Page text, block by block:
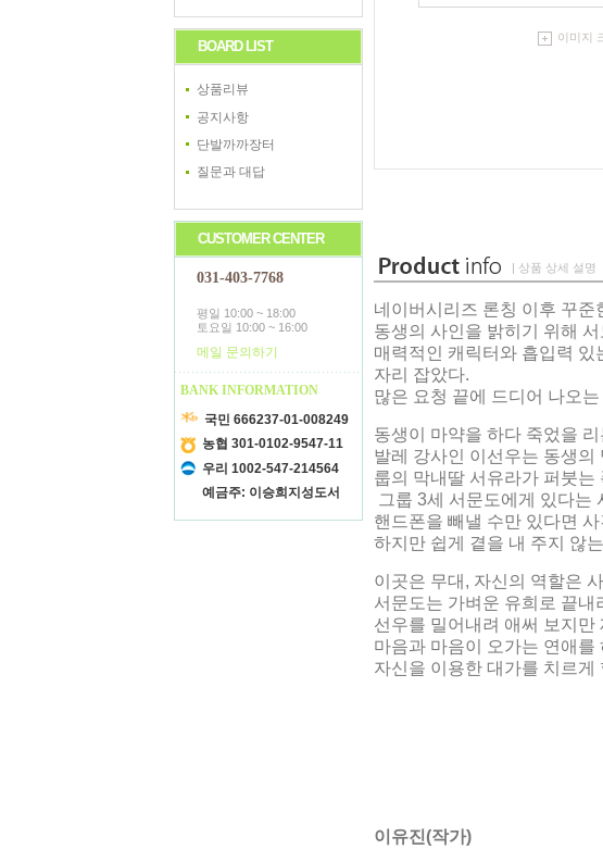
BOARD LIST
상품리뷰
공지사항
단발까까장터
질문과 대답
CUSTOMER CENTER
031-403-7768
평일 10:00 ~ 18:00
토요일 10:00 ~ 16:00
메일 문의하기
BANK INFORMATION
국민 666237-01-008249
농협 301-0102-9547-11
우리 1002-547-214564
예금주: 이승희지성도서
이미지
| 상품 상세 설명
네이버시리즈 론칭 이후 꾸
동생의 사인을 밝히기 위해
매력적인 캐릭터와 흡입력 있
자리 잡았다.
많은 요청 끝에 드디어 나오
동생이 마약을 하다 죽었을
발레 강사인 이선우는 동생
룹의 막내딸 서유라가 퍼붓
그룹 3세 서문도에게 있다는
핸드폰을 빼낼 수만 있다면
하지만 쉽게 곁을 내 주지 않
이곳은 무대, 자신의 역할은
서문도는 가벼운 유희로 끝
선우를 밀어내려 애써 보지
마음과 마음이 오가는 연애를
자신을 이용한 대가를 치르게
이유진(작가)